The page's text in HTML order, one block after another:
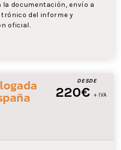
documentación, envío a
del informe y
oficial.
DESDE
220€ + IVA